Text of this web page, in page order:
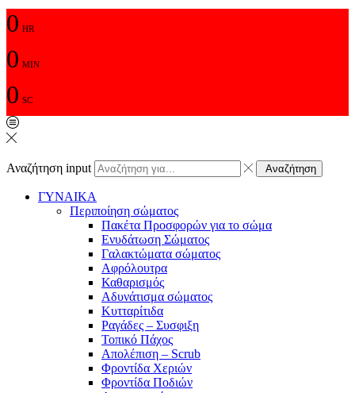
0 HR
0 MIN
0 SC
Αναζήτηση input Αναζήτηση
ΓΥΝΑΙΚΑ
Περιποίηση σώματος
Πακέτα Προσφορών για το σώμα
Ενυδάτωση Σώματος
Γαλακτώματα σώματος
Αφρόλουτρα
Καθαρισμός
Αδυνάτισμα σώματος
Κυτταρίτιδα
Ραγάδες – Συσφιξη
Τοπικό Πάχος
Απολέπιση – Scrub
Φροντίδα Χεριών
Φροντίδα Ποδιών